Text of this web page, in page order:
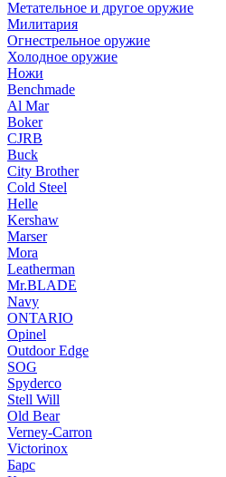
Метательное и другое оружие
Милитария
Огнестрельное оружие
Холодное оружие
Ножи
Benchmade
Al Mar
Boker
CJRB
Buck
City Brother
Cold Steel
Helle
Kershaw
Marser
Mora
Leatherman
Mr.BLADE
Navy
ONTARIO
Opinel
Outdoor Edge
SOG
Spyderco
Stell Will
Old Bear
Verney-Carron
Victorinox
Барс